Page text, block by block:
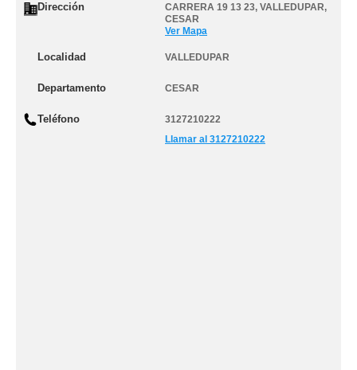
Dirección CARRERA 19 13 23, VALLEDUPAR,
CESAR
Ver Mapa
Localidad VALLEDUPAR
Departamento CESAR
Teléfono
3127210222
Llamar al 3127210222